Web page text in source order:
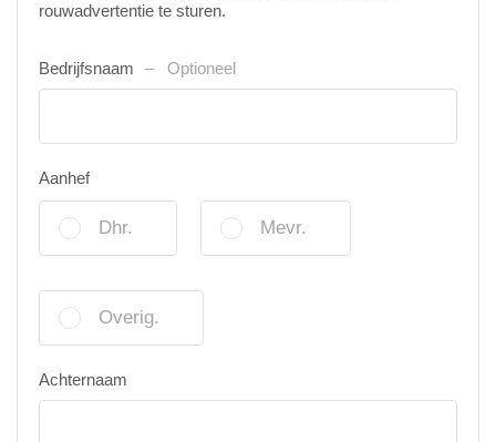
rouwadvertentie te sturen.
Bedrijfsnaam Optioneel
Aanhef
Dhr. Mevr.
Overig.
Achternaam